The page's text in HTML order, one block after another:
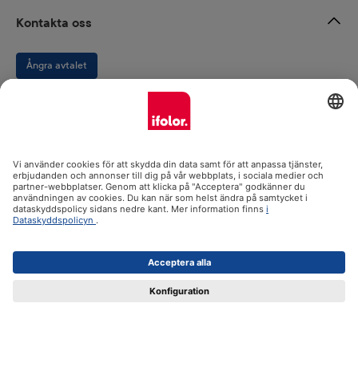
Kontakta oss
Ångra avtalet
Produktsortiment
Support och instruktioner